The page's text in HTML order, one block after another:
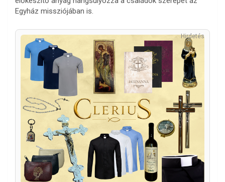
Egyház missziójában is.
Hirdetés